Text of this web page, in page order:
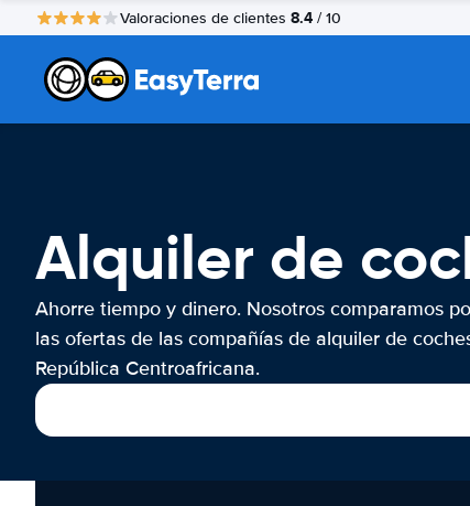
Valoraciones de clientes 8.4 / 10
Alquiler de
Ahorre tiempo y dinero. Nosotros comparamos
las ofertas de las compañías de alquiler de
República Centroafricana.